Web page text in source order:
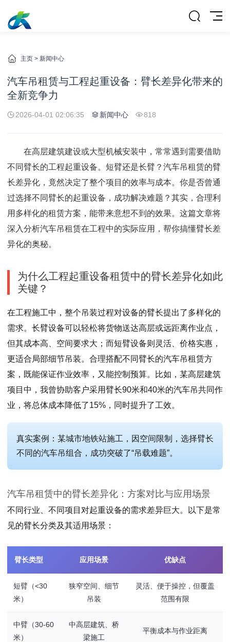
主页 > 新闻中心
汽车吊租赁与工程起重设备：臂长差异化带来的
全新竞争力
2026-04-01 02:06:35 新闻中心 818
在高层建筑建设或大型机械安装中，常常遇到需要借助
不同臂长的工程起重设备。短臂还是长臂？汽车吊租赁的臂
长差异化，竟然决定了整个项目的效率与成本。你是否曾通
过选择不同臂长的起重设备，成功解决难题？其实，合理利
用多样化的租赁方案，能带来意想不到的效果。这篇文章将
深入分析汽车吊租赁在工程中的实际应用，帮你搞懂臂长差
异化的奥秘。
为什么工程起重设备租赁中的臂长差异化如此
关键？
在工程施工中，整个吊装过程对设备的臂长提出了多样化的
需求。长臂设备可以轻松将货物送达高层或远距离作业点，
但其成本高、空间要求大；而短臂设备则灵活、价格实惠，
更适合局部细节吊装。合理搭配不同臂长的汽车吊租赁方
案，既能保证作业效率，又能控制预算。比如，某高层建筑
项目中，我曾协助客户采用臂长90米和40米的汽车吊共同作
业，将总体成本降低了15%，同时提升了工效。
真实案例：某城市地铁站施工，因空间限制，选择臂长
不同的汽车吊组合，成功突破了“吊载难题”。
汽车吊租赁中的臂长差异化：方案对比与应用场景
不同行业、不同项目对起重设备的需求差异巨大。以下是常
见的臂长分类及其适用场景：
臂长类型 应用场景 优缺点
短臂（<30
米）
狭窄空间、细节
吊装
灵活、便于操控，但覆盖
范围有限
中臂（30-60
米）
中高层建筑、桥
梁施工
平衡成本与作业距离